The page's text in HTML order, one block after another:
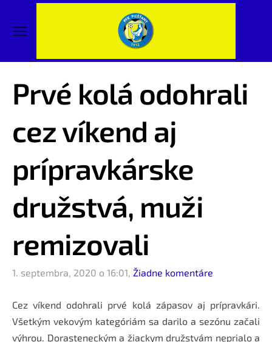
Prvé kolá odohrali
cez víkend aj
prípravkárske
družstvá, muži
remizovali
1. septembra, 2020 o 16:01, Žiadne komentáre
Cez víkend odohrali prvé kolá zápasov aj prípravkári.
Všetkým vekovým kategóriám sa darilo a sezónu začali
výhrou. Dorasteneckým a žiackym družstvám neprialo a